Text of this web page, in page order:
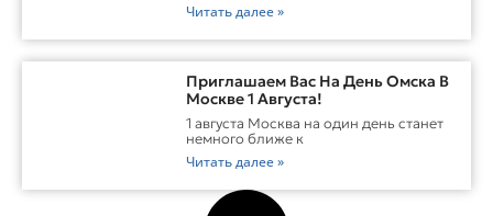
Читать далее »
Приглашаем Вас На День Омска В
Москве 1 Августа!
1 августа Москва на один день станет
немного ближе к
Читать далее »